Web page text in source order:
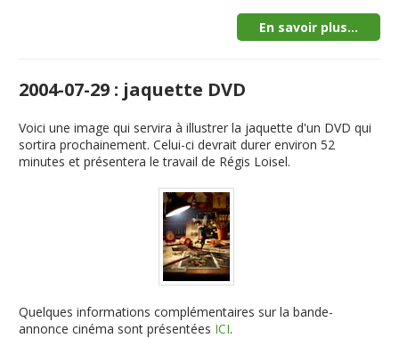
En savoir plus...
2004-07-29 : jaquette DVD
Voici une image qui servira à illustrer la jaquette d'un DVD qui
sortira prochainement. Celui-ci devrait durer environ 52
minutes et présentera le travail de Régis Loisel.
Quelques informations complémentaires sur la bande-
annonce cinéma sont présentées ICI.